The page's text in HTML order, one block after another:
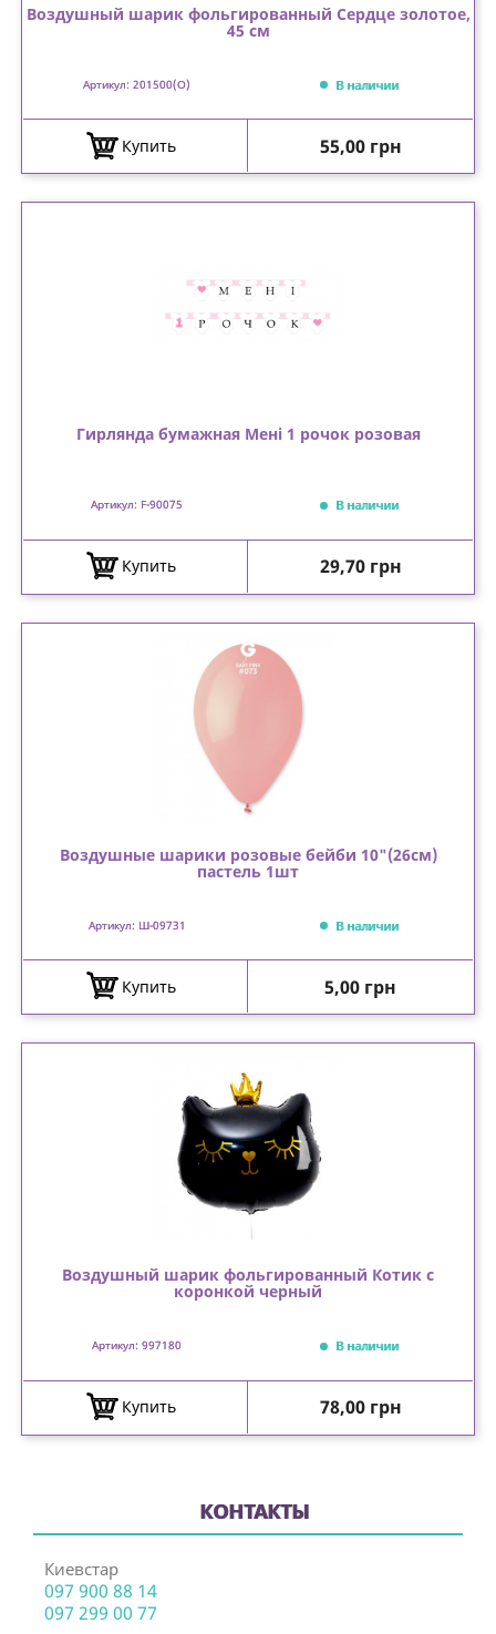
Воздушный шарик фольгированный Сердце золотое,
45 см
Артикул: 201500(O) В наличии
Купить Цена
55,00 грн
Гирлянда бумажная Мені 1 рочок розовая
Артикул: F-90075 В наличии
Купить Цена
29,70 грн
Воздушные шарики розовые бейби 10"(26см)
пастель 1шт
Артикул: Ш-09731 В наличии
Купить Цена
5,00 грн
Воздушный шарик фольгированный Котик с
коронкой черный
Артикул: 997180 В наличии
Купить Цена
78,00 грн
КОНТАКТЫ
Киевстар
097 900 88 14
097 299 00 77